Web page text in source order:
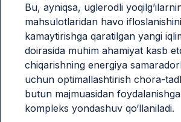
Bu, ayniqsa, uglerodli
mahsulotlaridan havo ifloslanishini
kamaytirishga qaratilgan yangi
doirasida muhim ahamiyat kasb
chiqarishning energiya
uchun optimallashtirish chora-
butun majmuasidan
kompleks yondashuv qo‘llaniladi.